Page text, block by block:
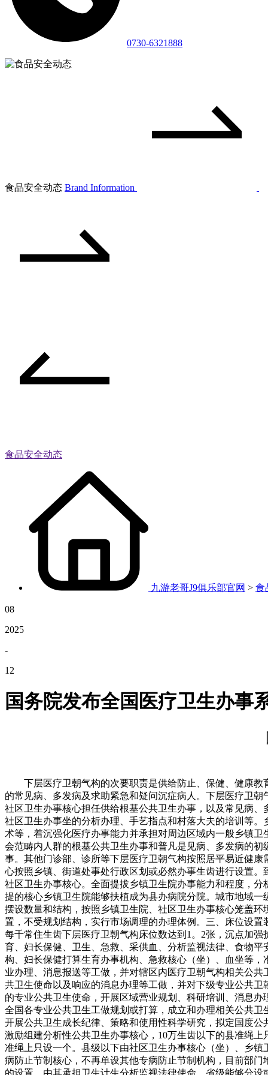
0730-6321888
食品安全动态 Brand Information
食品安全动态
九游老哥J9俱乐部官网 > 食
08
2025
-
12
国务院发布全国医疗卫生办事
下层医疗卫朝气构的次要职责是供给防止、保健、健康教
的常见病、多发病及求助紧急和疑问沉症病人。下层医疗卫
社区卫生办事核心担任供给根基公共卫生办事，以及常见病
社区卫生办事坐的分析办理、手艺指点和村落大夫的培训等
术等，着沉强化医疗办事能力并承担对周边区域内一般乡镇
会范畴内人群的根基公共卫生办事和普凡是见病、多发病的
事。其他门诊部、诊所等下层医疗卫朝气构按照居平易近健
心按照乡镇、街道处事处行政区划或必然办事生齿进行设置
社区卫生办事核心。全面提拔乡镇卫生院办事能力和程度，
提的核心乡镇卫生院能够扶植成为县办病院分院。城市地域
摆设数量和结构，按照乡镇卫生院、社区卫生办事核心笼盖
置，不受规划结构，实行市场调理的办理体例。三、床位设
每千常住生齿下层医疗卫朝气构床位数达到1。2张，沉点加
育、妇长保健、卫生、急救、采供血、分析监视法律、食物
构、妇长保健打算生育办事机构、急救核心（坐）、血坐等
业办理、消息报送等工做，并对辖区内医疗卫朝气构相关公
共卫生使命以及响应的消息办理等工做，并对下级专业公共
的专业公共卫生使命，开展区域营业规划、科研培训、消息
全国各专业公共卫生工做规划或打算，成立和办理相关公共
开展公共卫生成长纪律、策略和使用性科学研究，拟定国度
激励组建分析性公共卫生办事核心，10万生齿以下的县准绳
准绳上只设一个。县级以下由社区卫生办事核心（坐）、乡
病防止节制核心，不再单设其他专病防止节制机构，目前部
的设置，由其承担卫生计生分析监视法律使命。省级能够分